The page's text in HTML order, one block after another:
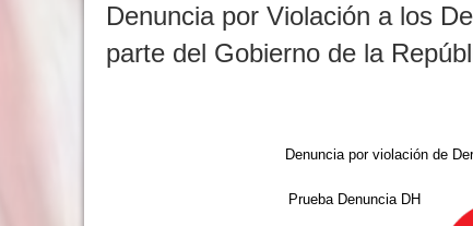
Denuncia por Violación a los
parte del Gobierno de la
Denuncia por violación de
Prueba Denuncia DH